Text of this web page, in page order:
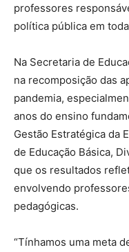
professores
política pública em
Na Secretaria de
na recomposição das
pandemia,
anos do ensino
Gestão Estratégica da
de Educação Básica,
que os resultados
envolvendo
pedagógicas.
“Tínhamos uma meta